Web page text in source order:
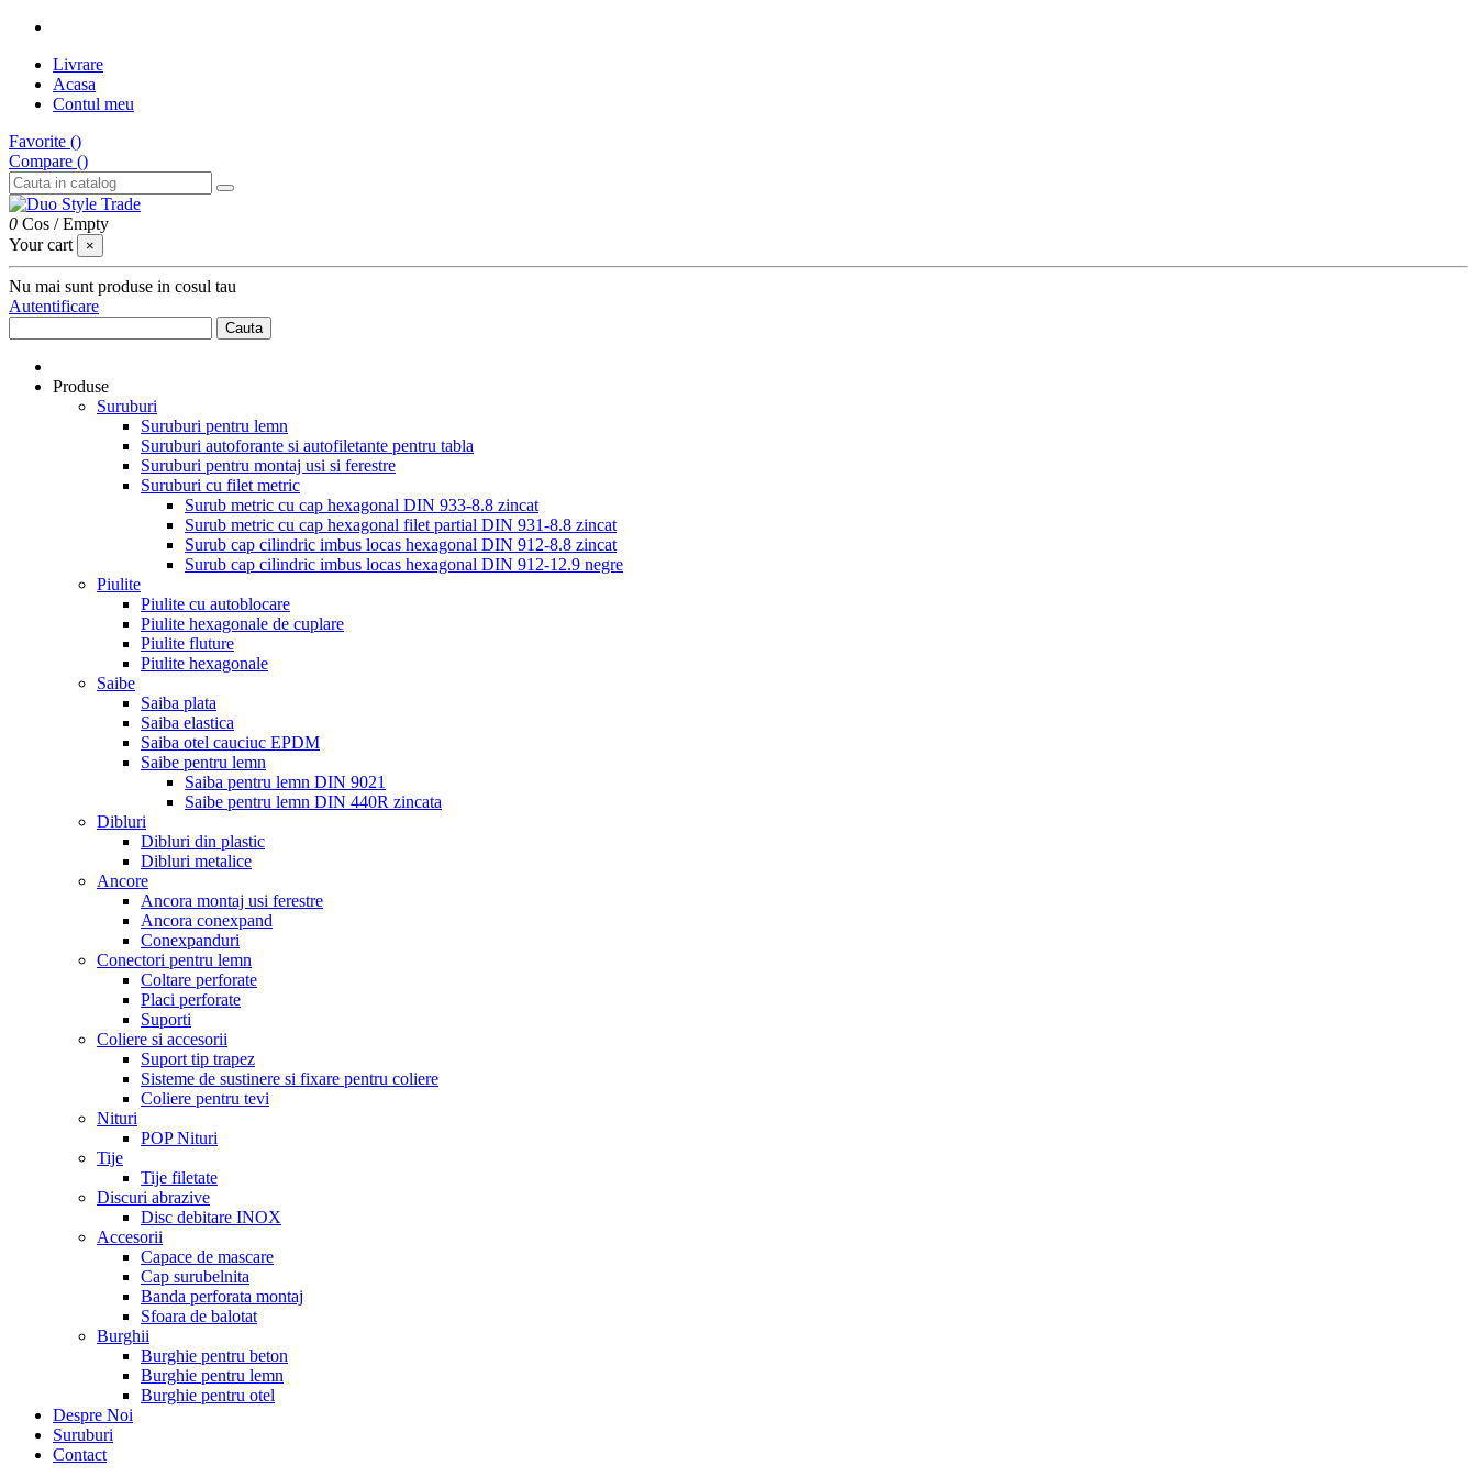
Livrare
Acasa
Contul meu
Favorite ()
Compare ()
0 Cos /Empty
Your cart
×
Nu mai sunt produse in cosul tau
Autentificare
Cauta
Produse
Suruburi
Suruburi pentru lemn
Suruburi autoforante si autofiletante pentru tabla
Suruburi pentru montaj usi si ferestre
Suruburi cu filet metric
Surub metric cu cap hexagonal DIN 933-8.8 zincat
Surub metric cu cap hexagonal filet partial DIN 931-8.8 zincat
Surub cap cilindric imbus locas hexagonal DIN 912-8.8 zincat
Surub cap cilindric imbus locas hexagonal DIN 912-12.9 negre
Piulite
Piulite cu autoblocare
Piulite hexagonale de cuplare
Piulite fluture
Piulite hexagonale
Saibe
Saiba plata
Saiba elastica
Saiba otel cauciuc EPDM
Saibe pentru lemn
Saiba pentru lemn DIN 9021
Saibe pentru lemn DIN 440R zincata
Dibluri
Dibluri din plastic
Dibluri metalice
Ancore
Ancora montaj usi ferestre
Ancora conexpand
Conexpanduri
Conectori pentru lemn
Coltare perforate
Placi perforate
Suporti
Coliere si accesorii
Suport tip trapez
Sisteme de sustinere si fixare pentru coliere
Coliere pentru tevi
Nituri
POP Nituri
Tije
Tije filetate
Discuri abrazive
Disc debitare INOX
Accesorii
Capace de mascare
Cap surubelnita
Banda perforata montaj
Sfoara de balotat
Burghii
Burghie pentru beton
Burghie pentru lemn
Burghie pentru otel
Despre Noi
Suruburi
Contact